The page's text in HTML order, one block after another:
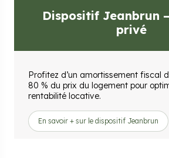
Dispositif Jeanbrun
privé
Profitez d’un amortissement fiscal
80 % du prix du logement pour
rentabilité locative.
En savoir + sur le dispositif Jeanbrun